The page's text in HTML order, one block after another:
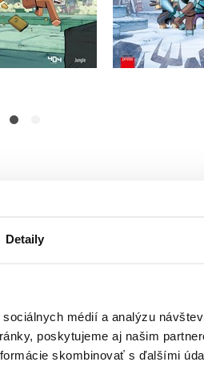
Detaily
médií a analýzu
poskytujeme aj našim
skombinovať s ďalšími
Do košíka
6,79 €
Do
6,79
vkladať len registrovaní užívatelia